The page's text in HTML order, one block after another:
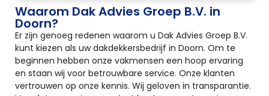
Waarom Dak Advies Groep B.V. in
Doorn?
Er zijn genoeg redenen waarom u Dak Advies Groep B.V.
kunt kiezen als uw dakdekkersbedrijf in Doorn. Om te
beginnen hebben onze vakmensen een hoop ervaring
en staan wij voor betrouwbare service. Onze klanten
vertrouwen op onze kennis. Wij geloven in transparantie.